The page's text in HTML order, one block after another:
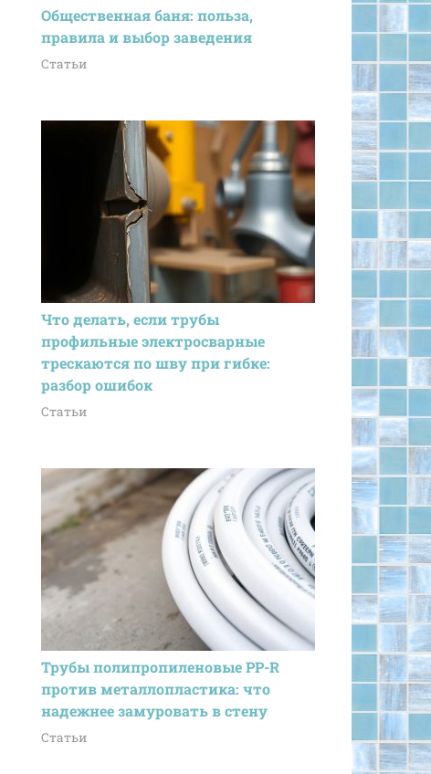
Общественная баня: польза,
правила и выбор заведения
Статьи
Что делать, если трубы
профильные электросварные
трескаются по шву при гибке:
разбор ошибок
Статьи
Трубы полипропиленовые PP-R
против металлопластика: что
надежнее замуровать в стену
Статьи